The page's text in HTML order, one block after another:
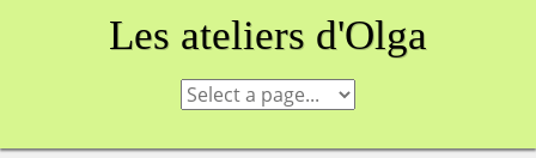
Les ateliers d'Olga